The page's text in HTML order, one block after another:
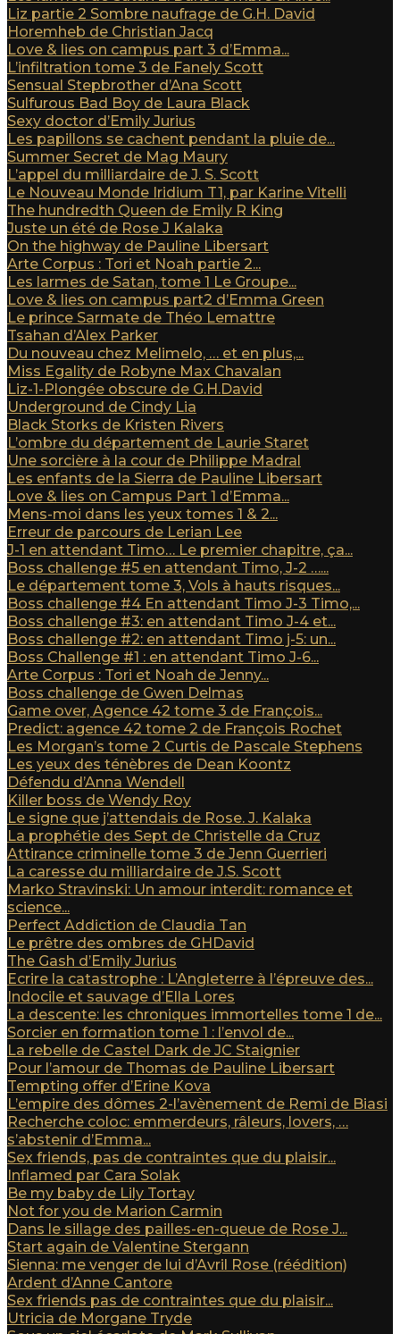
Liz partie 2 Sombre naufrage de G.H. David
Horemheb de Christian Jacq
Love & lies on campus part 3 d’Emma...
L’infiltration tome 3 de Fanely Scott
Sensual Stepbrother d’Ana Scott
Sulfurous Bad Boy de Laura Black
Sexy doctor d’Emily Jurius
Les papillons se cachent pendant la pluie de...
Summer Secret de Mag Maury
L’appel du milliardaire de J. S. Scott
Le Nouveau Monde Iridium T1, par Karine Vitelli
The hundredth Queen de Emily R King
Juste un été de Rose J Kalaka
On the highway de Pauline Libersart
Arte Corpus : Tori et Noah partie 2...
Les larmes de Satan, tome 1 Le Groupe...
Love & lies on campus part2 d’Emma Green
Le prince Sarmate de Théo Lemattre
Tsahan d’Alex Parker
Du nouveau chez Melimelo, … et en plus,...
Miss Egality de Robyne Max Chavalan
Liz-1-Plongée obscure de G.H.David
Underground de Cindy Lia
Black Storks de Kristen Rivers
L’ombre du département de Laurie Staret
Une sorcière à la cour de Philippe Madral
Les enfants de la Sierra de Pauline Libersart
Love & lies on Campus Part 1 d’Emma...
Mens-moi dans les yeux tomes 1 & 2...
Erreur de parcours de Lerian Lee
J-1 en attendant Timo… Le premier chapitre, ça...
Boss challenge #5 en attendant Timo, J-2 …...
Le département tome 3, Vols à hauts risques...
Boss challenge #4 En attendant Timo J-3 Timo,...
Boss challenge #3: en attendant Timo J-4 et...
Boss challenge #2: en attendant Timo j-5: un...
Boss Challenge #1 : en attendant Timo J-6...
Arte Corpus : Tori et Noah de Jenny...
Boss challenge de Gwen Delmas
Game over, Agence 42 tome 3 de François...
Predict: agence 42 tome 2 de François Rochet
Les Morgan’s tome 2 Curtis de Pascale Stephens
Les yeux des ténèbres de Dean Koontz
Défendu d’Anna Wendell
Killer boss de Wendy Roy
Le signe que j’attendais de Rose. J. Kalaka
La prophétie des Sept de Christelle da Cruz
Attirance criminelle tome 3 de Jenn Guerrieri
La caresse du milliardaire de J.S. Scott
Marko Stravinski: Un amour interdit: romance et
science...
Perfect Addiction de Claudia Tan
Le prêtre des ombres de GHDavid
The Gash d’Emily Jurius
Ecrire la catastrophe : L’Angleterre à l’épreuve des...
Indocile et sauvage d’Ella Lores
La descente: les chroniques immortelles tome 1 de...
Sorcier en formation tome 1 : l’envol de...
La rebelle de Castel Dark de JC Staignier
Pour l’amour de Thomas de Pauline Libersart
Tempting offer d’Erine Kova
L’empire des dômes 2-l’avènement de Remi de Biasi
Recherche coloc: emmerdeurs, râleurs, lovers, …
s’abstenir d’Emma...
Sex friends, pas de contraintes que du plaisir...
Inflamed par Cara Solak
Be my baby de Lily Tortay
Not for you de Marion Carmin
Dans le sillage des pailles-en-queue de Rose J...
Start again de Valentine Stergann
Sienna: me venger de lui d’Avril Rose (réédition)
Ardent d’Anne Cantore
Sex friends pas de contraintes que du plaisir...
Utricia de Morgane Tryde